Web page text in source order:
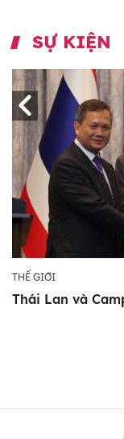
SỰ KIỆN
THẾ GIỚI
Thái Lan và